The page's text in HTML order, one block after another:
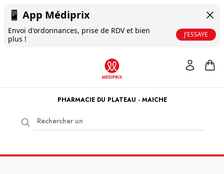
📱 App Médiprix
Envoi d'ordonnances, prise de RDV et bien
plus !
J'ESSAYE
PHARMACIE DU PLATEAU - MAICHE